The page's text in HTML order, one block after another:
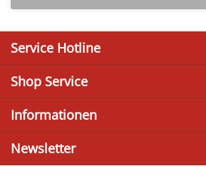
Service Hotline
Shop Service
Informationen
Newsletter